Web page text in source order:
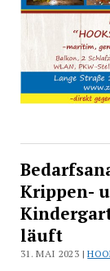
Krippen-
läuft
31. MAI 2023 |